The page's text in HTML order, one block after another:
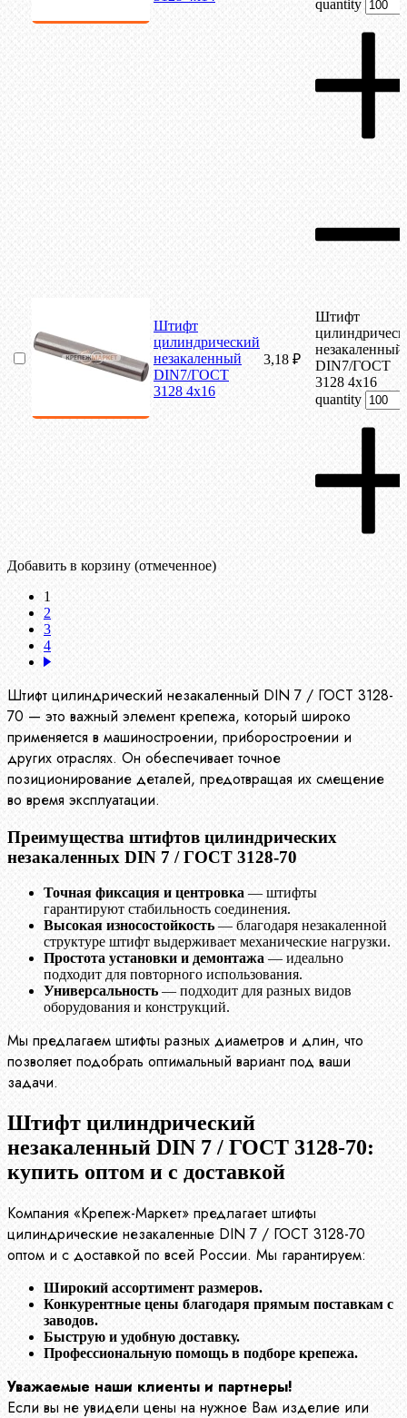
quantity
Штифт
цилиндрический
незакаленный
DIN7/ГОСТ
3128 4х16
3,18 ₽
Штифт
незакаленный
DIN7/ГОСТ
3128 4х16
quantity
Добавить в корзину (отмеченное)
1
2
3
4
Штифт цилиндрический незакаленный DIN 7 / ГОСТ 3128-
70 — это важный элемент крепежа, который широко
применяется в машиностроении, приборостроении и
других отраслях. Он обеспечивает точное
позиционирование деталей, предотвращая их смещение
во время эксплуатации.
Преимущества штифтов цилиндрических
незакаленных DIN 7 / ГОСТ 3128-70
Точная фиксация и центровка — штифты
гарантируют стабильность соединения.
Высокая износостойкость— благодаря незакаленной
структуре штифт выдерживает механические нагрузки.
Простота установки и демонтажа — идеально
подходит для повторного использования.
Универсальность — подходит для разных видов
оборудования и конструкций.
Мы предлагаем штифты разных диаметров и длин, что
позволяет подобрать оптимальный вариант под ваши
задачи.
Штифт цилиндрический
незакаленный DIN 7 / ГОСТ 3128-70:
купить оптом и с доставкой
Компания «Крепеж-Маркет» предлагает штифты
цилиндрические незакаленные DIN 7 / ГОСТ 3128-70
оптом и с доставкой по всей России. Мы гарантируем:
Широкий ассортимент размеров.
Конкурентные цены благодаря прямым поставкам с
заводов.
Быструю и удобную доставку.
Профессиональную помощь в подборе крепежа.
Уважаемые наши клиенты и партнеры!
Если вы не увидели цены на нужное Вам изделие или